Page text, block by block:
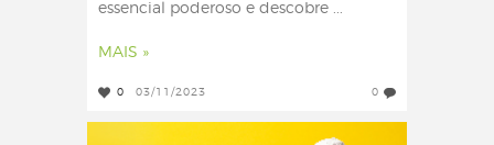
essencial poderoso e descobre ...
MAIS »
0 03/11/2023 0